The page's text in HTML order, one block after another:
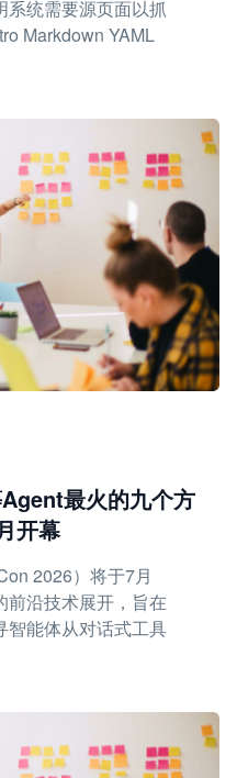
系统需要源页面以抓
Markdown YAML
最火的九个方
开幕
2026）将于7月
前沿技术展开，旨在
智能体从对话式工具